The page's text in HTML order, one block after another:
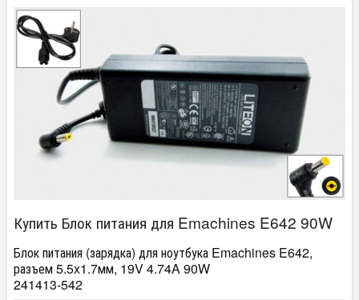
Купить Блок питания для Emachines E642 90W
Блок питания (зарядка) для ноутбука Emachines E642,
разъем 5.5x1.7мм, 19V 4.74A 90W
241413-542